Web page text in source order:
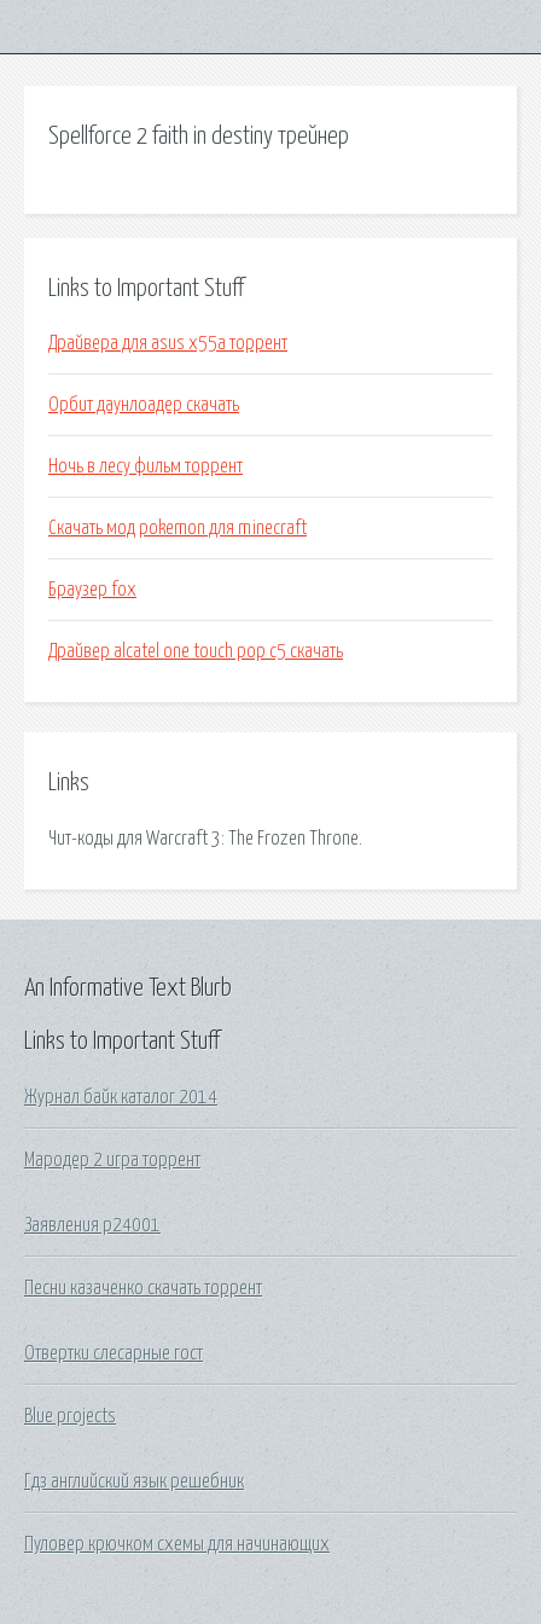
Spellforce 2 faith in destiny трейнер
Links to Important Stuff
Драйвера для asus x55a торрент
Орбит даунлоадер скачать
Ночь в лесу фильм торрент
Скачать мод pokemon для minecraft
Браузер fox
Драйвер alcatel one touch pop c5 скачать
Links
Чит-коды для Warcraft 3: The Frozen Throne.
Links to Important Stuff
Журнал байк каталог 2014
Мародер 2 игра торрент
Заявления р24001
Песни казаченко скачать торрент
Отвертки слесарные гост
Blue projects
Гдз английский язык решебник
Пуловер крючком схемы для начинающих
An Informative Text Blurb